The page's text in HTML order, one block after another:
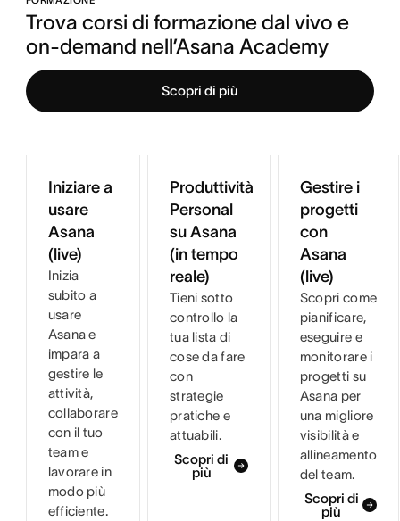
Trova corsi di formazione dal vivo e
on-demand nell’Asana Academy
Scopri di più
Iniziare a
usare
Asana
(live)
Inizia
subito a
usare
Asana e
impara a
gestire le
attività,
collaborare
con il tuo
team e
lavorare in
modo più
efficiente.
Produttività
Personal
su Asana
(in tempo
reale)
Tieni sotto
controllo la
tua lista di
cose da fare
con
strategie
pratiche e
attuabili.
Scopri di
più
Gestire i
progetti
con
Asana
(live)
Scopri come
pianificare,
eseguire e
monitorare i
progetti su
Asana per
una migliore
visibilità e
allineamento
del team.
Scopri di
più